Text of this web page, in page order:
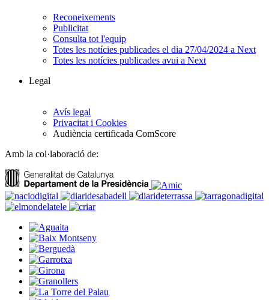
Reconeixements
Publicitat
Consulta tot l'equip
Totes les notícies publicades el dia 27/04/2024 a Next
Totes les notícies publicades avui a Next
Legal
Avís legal
Privacitat i Cookies
Audiència certificada ComScore
Amb la col·laboració de: